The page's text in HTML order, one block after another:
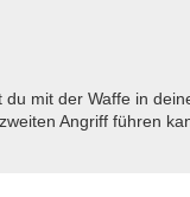
mit der Waffe in
Angriff führen